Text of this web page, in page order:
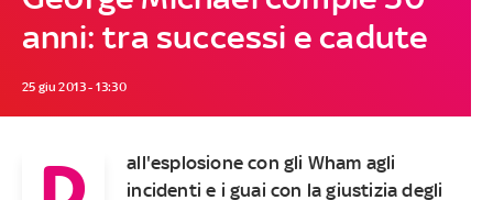
anni: tra successi e cadute
25 giu 2013 - 13:30
all'esplosione con gli Wham agli
incidenti e i guai con la giustizia degli